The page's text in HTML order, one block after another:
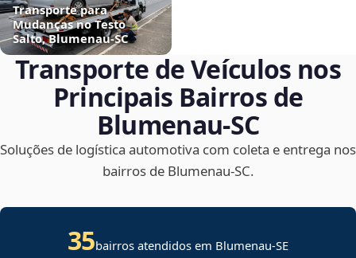
Transporte para
Mudanças no Testo
Salto, Blumenau‑SC
Transporte de Veículos nos
Principais Bairros de
Blumenau‑SC
Soluções de logística automotiva com coleta e entrega nos
bairros de Blumenau‑SC.
35bairros atendidos em Blumenau-SE